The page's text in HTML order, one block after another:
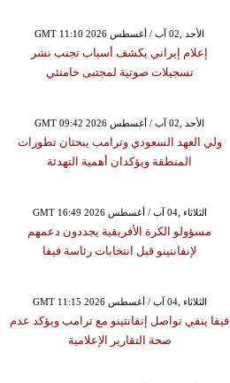
GMT 11:10 2026 الأحد ,02 آب / أغسطس
إعلام إيراني يكشف أسباب تجنب نشر
تسجيلات صوتية لمجتبى خامنئي
GMT 09:42 2026 الأحد ,02 آب / أغسطس
ولي العهد السعودي وترامب يبحثان تطورات
المنطقة ويؤكدان أهمية التهدئة
GMT 16:49 2026 الثلاثاء ,04 آب / أغسطس
مسؤولو الكرة الأفريقية يجددون دعمهم
لإنفانتينو قبل انتخابات رئاسة فيفا
GMT 11:15 2026 الثلاثاء ,04 آب / أغسطس
فيفا ينفي تواصل إنفانتينو مع ترامب ويؤكد عدم
صحة التقارير الإعلامية